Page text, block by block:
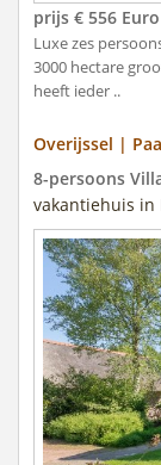
prijs € 556 Euro
Luxe zes
3000 hectare
heeft ieder ..
Overijssel |
8-persoons
vakantiehuis in